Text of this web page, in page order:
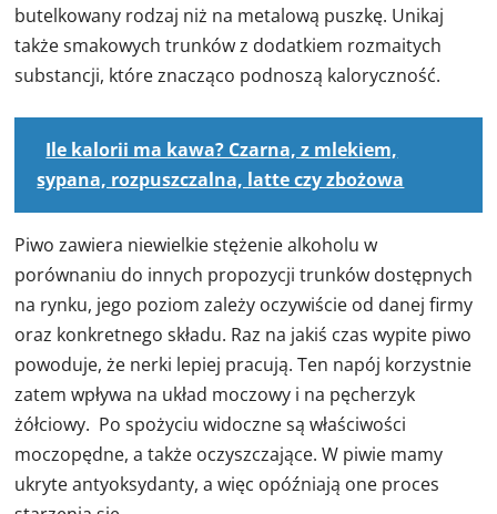
butelkowany rodzaj niż na metalową puszkę. Unikaj
także smakowych trunków z dodatkiem rozmaitych
substancji, które znacząco podnoszą kaloryczność.
Ile kalorii ma kawa? Czarna, z mlekiem,
sypana, rozpuszczalna, latte czy zbożowa
Piwo zawiera niewielkie stężenie alkoholu w
porównaniu do innych propozycji trunków dostępnych
na rynku, jego poziom zależy oczywiście od danej firmy
oraz konkretnego składu. Raz na jakiś czas wypite piwo
powoduje, że nerki lepiej pracują. Ten napój korzystnie
zatem wpływa na układ moczowy i na pęcherzyk
żółciowy. Po spożyciu widoczne są właściwości
moczopędne, a także oczyszczające. W piwie mamy
ukryte antyoksydanty, a więc opóźniają one proces